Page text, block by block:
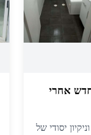
אחרי
יסודי של